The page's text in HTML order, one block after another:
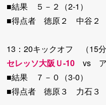
■結果 ５－２（2-1）
■得点者 徳原２ 中谷２
13：20キックオフ （15
セレッソ大阪Ｕ-10vs
■結果 ７－０（3-0）
■得点者 徳原３ 力石３